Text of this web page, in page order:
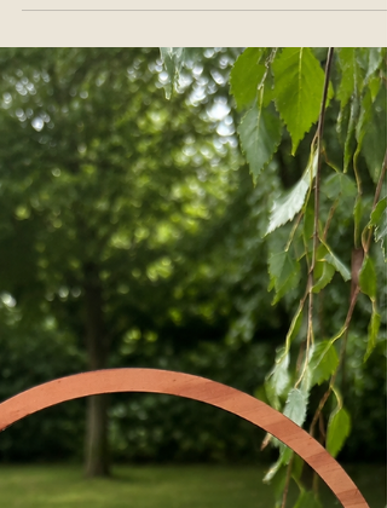
confituur, een koffiekoek op zondag en uiteraard
een tas koffie Ontbijten wereldwijd: wat kunnen
andere culturen ons leren? Ontbijttips.erbij. Nog
wat fruitsap, choco of ontbijtgranen dabei en je
hebt een ontbijttafel die voor veel Vlamingen heel
herkenbaar is. Maar hoe traditioneel is dat ontbijt
eigenlijk? En ontbijten mensen aan de andere kant
van de wereld misschien beter? Tijd om